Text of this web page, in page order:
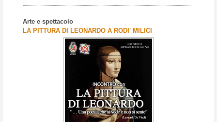
Arte e spettacolo
LA PITTURA DI LEONARDO A RODI' MILICI